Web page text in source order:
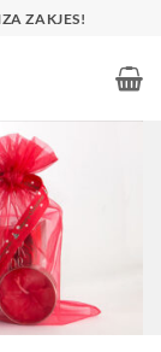
ZAKJES!